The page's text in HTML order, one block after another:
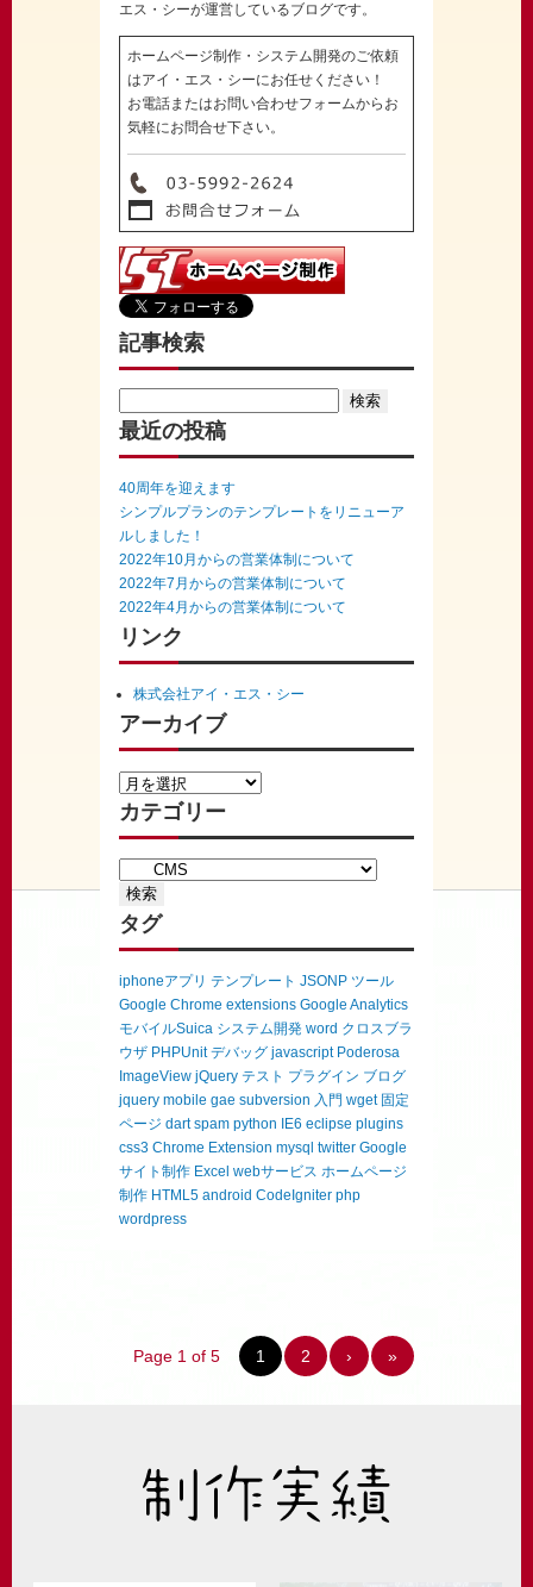
エス・シーが運営しているブログです。
ホームページ制作・システム開発のご依頼
はアイ・エス・シーにお任せください！
お電話またはお問い合わせフォームからお
気軽にお問合せ下さい。
記事検索
for:
最近の投稿
40周年を迎えます
シンプルプランのテンプレートをリニューア
ルしました！
2022年10月からの営業体制について
2022年7月からの営業体制について
2022年4月からの営業体制について
リンク
株式会社アイ・エス・シー
アーカイブ
カテゴリー
タグ
iphoneアプリ テンプレート JSONP ツール
Google Chrome extensions Google Analytics
モバイルSuica システム開発 word クロスブラ
ウザ PHPUnit デバッグ javascript Poderosa
ImageView jQuery テスト プラグイン ブログ
jquery mobile gae subversion 入門 wget 固定
ページ dart spam python IE6 eclipse plugins
css3 Chrome Extension mysql twitter Google
サイト制作 Excel webサービス ホームページ
制作 HTML5 android CodeIgniter php
wordpress
Page 1 of 5 1 2 › »